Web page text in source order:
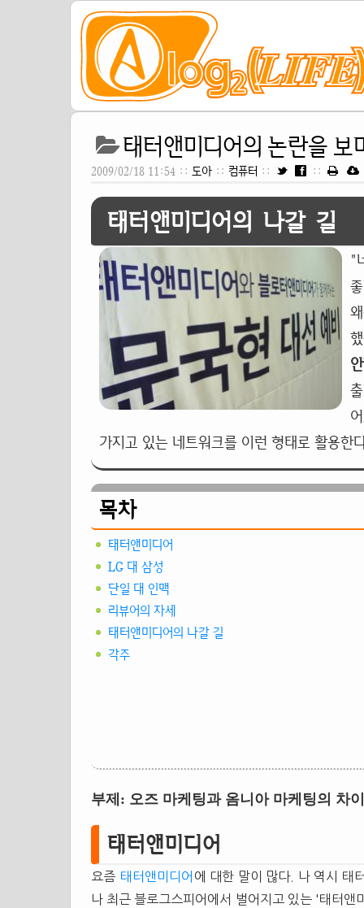
태터앤미디어의 논란을 보
2009/02/18 11:54 :: 도아 :: 컴퓨터 :: ::
태터앤미디어의 나갈 길
"
가지고 있는 네트워크를 이런 형태로 활용한
목차
태터앤미디어
LG 대 삼성
단일 대 인맥
리뷰어의 자세
태터앤미디어의 나갈 길
각주
부제: 오즈 마케팅과 옴니아 마케팅의 차이
태터앤미디어
요즘 태터앤미디어 에 대한 말이 많다. 나 역시 태
나 최근 블로그스피어에서 벌어지고 있는 '태터